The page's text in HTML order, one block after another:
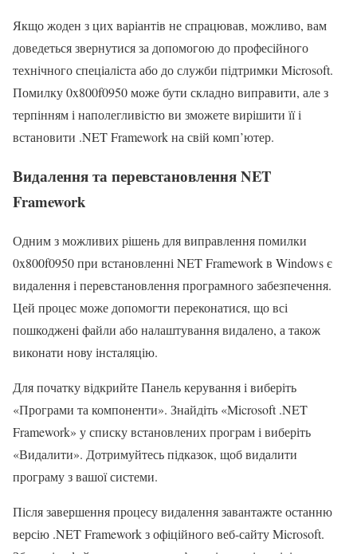
Якщо жоден з цих варіантів не спрацював, можливо, вам
доведеться звернутися за допомогою до професійного
технічного спеціаліста або до служби підтримки Microsoft.
Помилку 0x800f0950 може бути складно виправити, але з
терпінням і наполегливістю ви зможете вирішити її і
встановити .NET Framework на свій комп’ютер.
Видалення та перевстановлення NET
Framework
Одним з можливих рішень для виправлення помилки
0x800f0950 при встановленні NET Framework в Windows є
видалення і перевстановлення програмного забезпечення.
Цей процес може допомогти переконатися, що всі
пошкоджені файли або налаштування видалено, а також
виконати нову інсталяцію.
Для початку відкрийте Панель керування і виберіть
«Програми та компоненти». Знайдіть «Microsoft .NET
Framework» у списку встановлених програм і виберіть
«Видалити». Дотримуйтесь підказок, щоб видалити
програму з вашої системи.
Після завершення процесу видалення завантажте останню
версію .NET Framework з офіційного веб-сайту Microsoft.